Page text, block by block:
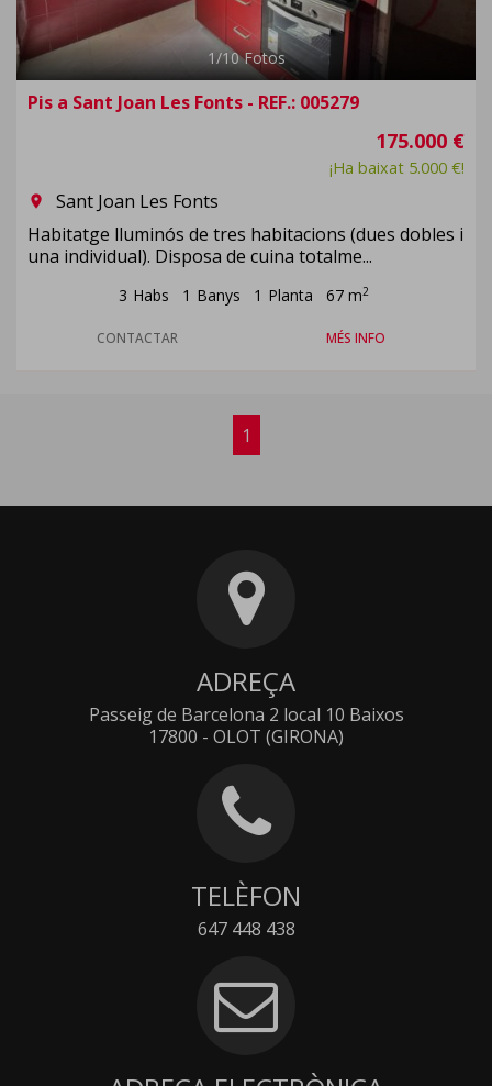
1/10Fotos
Pis a Sant Joan Les Fonts - REF.: 005279
175.000 €
¡Ha baixat 5.000 €!
room
Sant Joan Les Fonts
Habitatge lluminós de tres habitacions (dues dobles i
una individual). Disposa de cuina totalme...
3 Habs 1 Banys 1 Planta 67 m2
CONTACTAR MÉS INFO
1
ADREÇA
Passeig de Barcelona 2 local 10 Baixos
17800 - OLOT (GIRONA)
TELÈFON
647 448 438